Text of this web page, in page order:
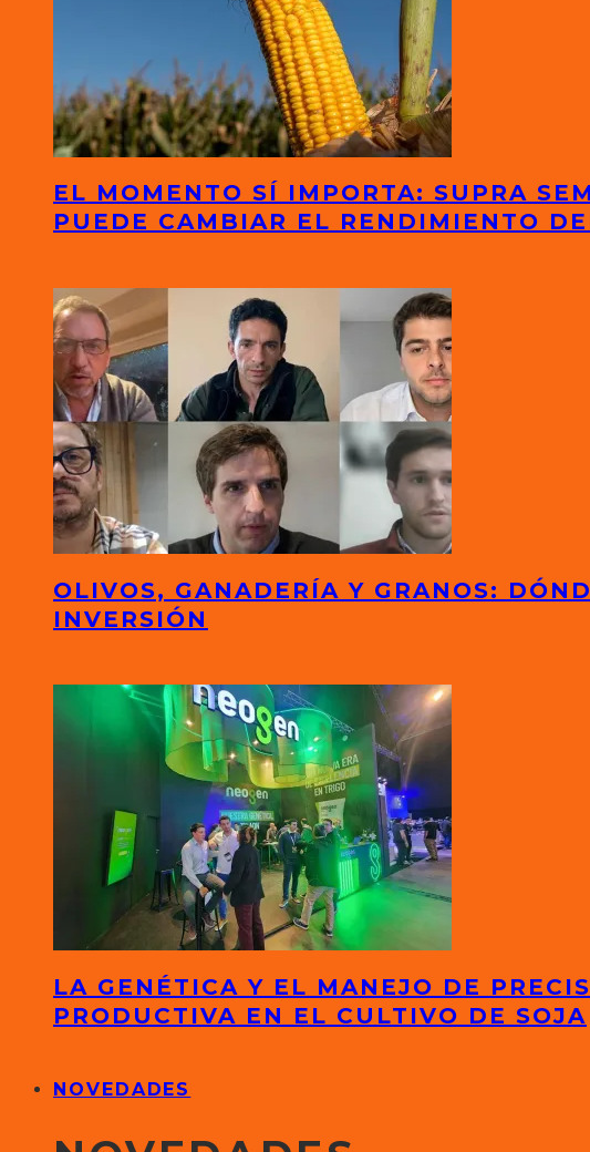
EL MOMENTO SÍ IMPORTA: SUPRA
PUEDE CAMBIAR EL RENDIMIENTO
OLIVOS, GANADERÍA Y GRANOS:
INVERSIÓN
LA GENÉTICA Y EL MANEJO DE
PRODUCTIVA EN EL CULTIVO DE SOJA
NOVEDADES